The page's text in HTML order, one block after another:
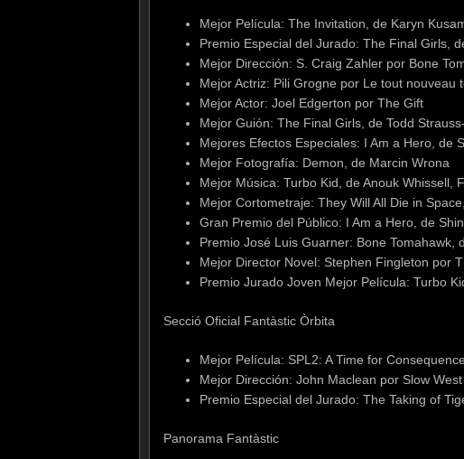
Mejor Película: The Invitation, de Karyn
Premio Especial del Jurado: The Final Girls,
Mejor Dirección: S. Craig Zahler por Bone
Mejor Actriz: Pili Grogne por Le tout nouveau
Mejor Actor: Joel Edgerton por The Gift
Mejor Guión: The Final Girls, de Todd
Mejores Efectos Especiales: I Am a Hero, de
Mejor Fotografía: Demon, de Marcin Wrona
Mejor Música: Turbo Kid, de Anouk Whissell,
Mejor Cortometraje: They Will All Die in
Gran Premio del Público: I Am a Hero, de
Premio José Luis Guarner: Bone Tomahawk,
Mejor Director Novel: Stephen Fingleton por
Premio Jurado Joven Mejor Película: Turbo
Secció Oficial Fantàstic Òrbita
Mejor Película: SPL2: A Time for
Mejor Dirección: John Maclean por Slow West
Premio Especial del Jurado: The Taking of
Panorama Fantàstic